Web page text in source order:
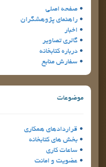
صفحه اصلي
راهنماي پژوهشگران
اخبار
گالري تصاوير
درباره كتابخانه
سفارش منابع
موضوعات
قراردادهاي همكاري
بخش هاي كتابخانه
ساعات كاري
عضويت و امانت